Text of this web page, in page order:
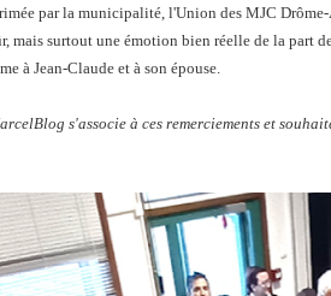
par la municipalité, l'Union des MJC
mais surtout une émotion bien réelle de la part
à Jean-Claude et à son épouse.
s'associe à ces remerciements et